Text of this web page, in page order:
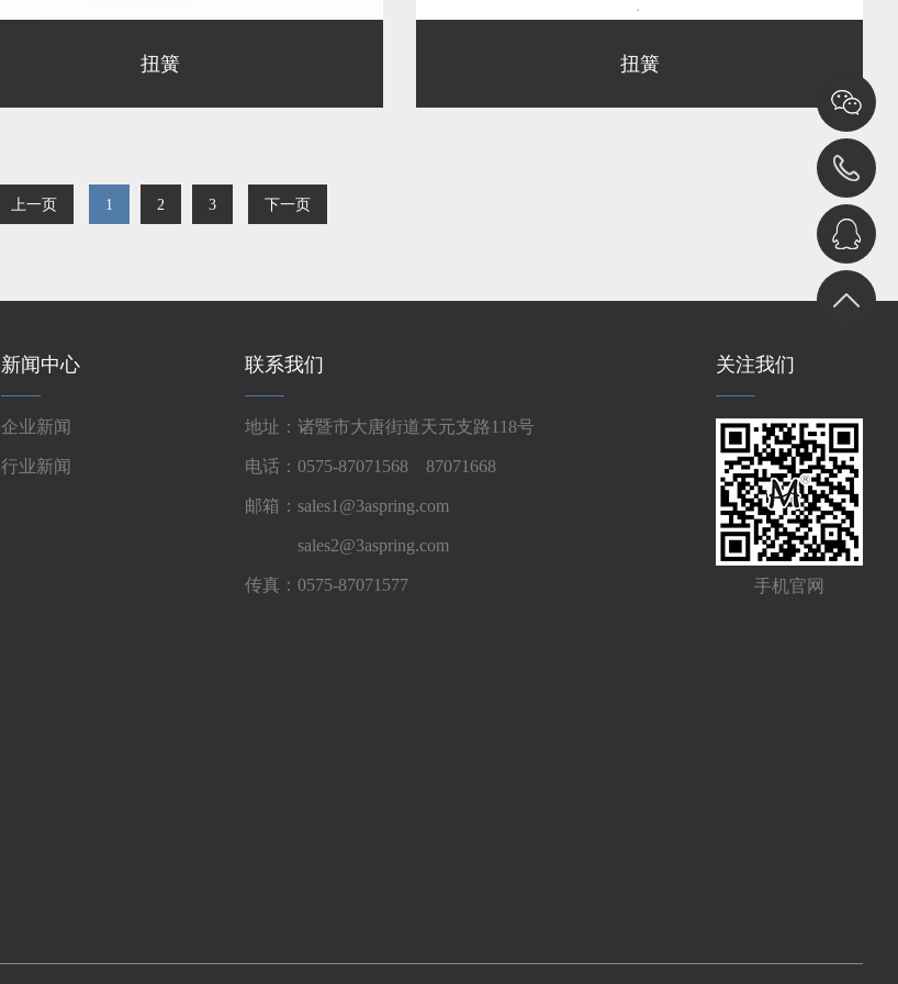
扭簧 扭簧
上一页 1 2 3 下一页
新闻中心
企业新闻
行业新闻
联系我们
地址：诸暨市大唐街道天元支路118号
电话：0575-87071568 87071668
邮箱：sales1@3aspring.com
sales2@3aspring.com
传真：0575-87071577
关注我们
手机官网